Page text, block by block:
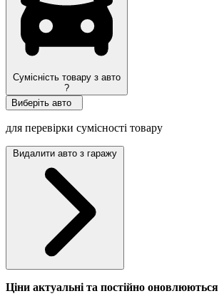
Сумісність товару з авто
?
Виберіть авто
для перевірки сумісності товару
Видалити авто з гаражу
Ціни актуальні та постійно оновлюються